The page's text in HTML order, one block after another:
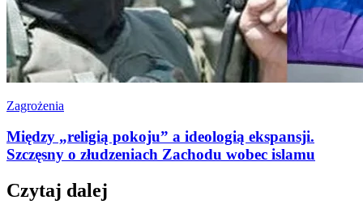
Zagrożenia
Między „religią pokoju” a ideologią ekspansji.
Szczęsny o złudzeniach Zachodu wobec islamu
Czytaj dalej